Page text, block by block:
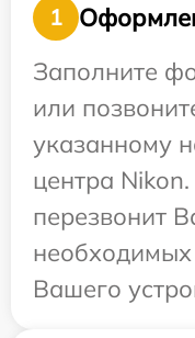
1
Заполните
или
указанному
центра
перезвонит
Вашего